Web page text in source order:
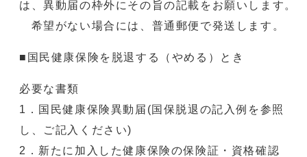
は、異動届の枠外にその旨の記載をお願いします。
希望がない場合には、普通郵便で発送します。
■国民健康保険を脱退する（やめる）とき
必要な書類
1．国民健康保険異動届(国保脱退の記入例を参照
し、ご記入ください)
2．新たに加入した健康保険の保険証・資格確認